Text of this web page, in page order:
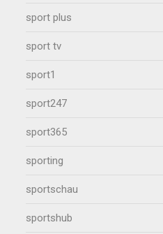
sport plus
sport tv
sport1
sport247
sport365
sporting
sportschau
sportshub